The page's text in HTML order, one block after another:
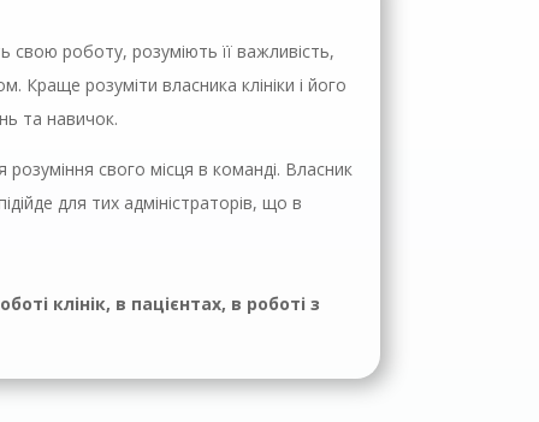
роботу, розуміють її важливість,
розуміти власника клініки і його
та навичок.
свого місця в команді. Власник
для тих адміністраторів, що в
клінік, в пацієнтах, в роботі з